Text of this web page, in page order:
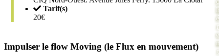
Tarif(s)
20€
Impulser le flow Moving (le Flux en mouvement)
é
r
e
t